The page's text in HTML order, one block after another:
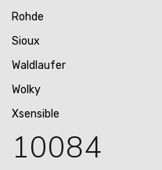
Rohde
Sioux
Waldlaufer
Wolky
Xsensible
10084